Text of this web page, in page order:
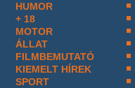
HUMOR
+ 18
MOTOR
ÁLLAT
FILMBEMUTATÓ
KIEMELT HÍREK
SPORT